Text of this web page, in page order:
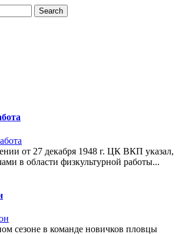
от 27 декабря 1948 г. ЦК ВКП указал,
в области физкультурной работы...
сезоне в команде новичков пловцы